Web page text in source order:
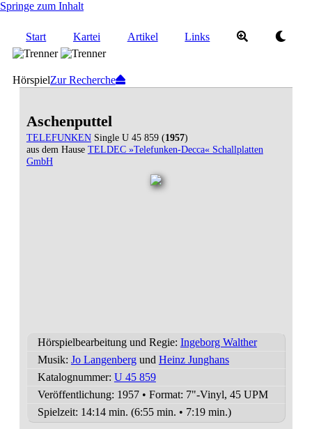
Springe zum Inhalt
Start Kartei Artikel Links
HörspielZur Recherche
Aschenputtel
TELEFUNKENSingle U 45 859 (1957)
aus dem Hause TELDEC »Telefunken-Decca« Schallplatten
GmbH
Hörspielbearbeitung und Regie: Ingeborg Walther
Musik: Jo Langenbergund Heinz Junghans
Katalognummer: U 45 859
Veröffentlichung: 1957• Format: 7"-Vinyl, 45 UPM
Spielzeit: 14:14 min. (6:55 min. • 7:19 min.)